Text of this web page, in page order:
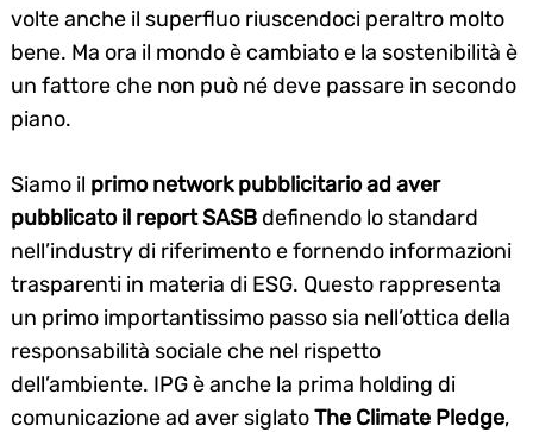
volte anche il superfluo riuscendoci peraltro molto
bene. Ma ora il mondo è cambiato e la sostenibilità è
un fattore che non può né deve passare in secondo
piano.
Siamo il primo network pubblicitario ad aver
pubblicato il report SASB definendo lo standard
nell’industry di riferimento e fornendo informazioni
trasparenti in materia di ESG. Questo rappresenta
un primo importantissimo passo sia nell’ottica della
responsabilità sociale che nel rispetto
dell’ambiente. IPG è anche la prima holding di
comunicazione ad aver siglatoThe Climate Pledge,